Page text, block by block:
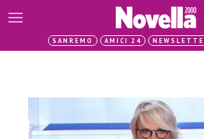
SANREMO AMICI 24